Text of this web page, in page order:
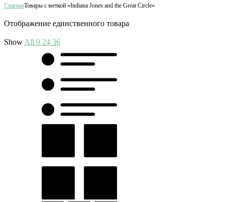
ГлавнаяТовары с меткой «Indiana Jones and the Great Circle»
Отображение единственного товара
Show All 9 24 36